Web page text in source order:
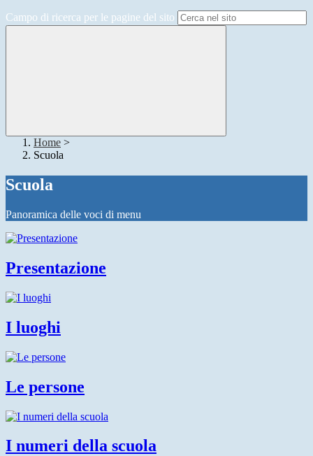
Campo di ricerca per le pagine del sito
Home >
Scuola
Scuola
Panoramica delle voci di menu
Presentazione
I luoghi
Le persone
I numeri della scuola